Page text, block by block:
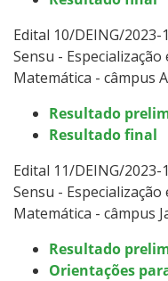
Edital 10/DEING/
Sensu - Especialização
Matemática - câmpus
Resultado
Resultado final
Edital 11/DEING/
Sensu - Especialização
Matemática - câmpus
Resultado
Orientações